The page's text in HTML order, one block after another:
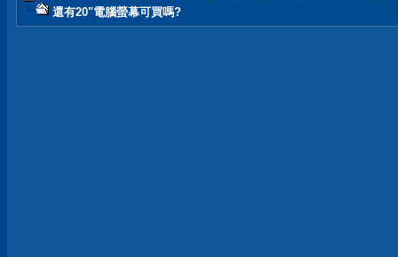
還有20"電腦螢幕可買嗎?